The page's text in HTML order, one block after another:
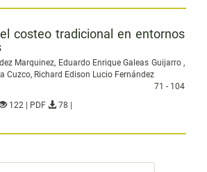
costeo tradicional en entornos
Marquinez, Eduardo Enrique Galeas Guijarro ,
Cuzco, Richard Edison Lucio Fernández
71 - 104
122 | PDF 78 |